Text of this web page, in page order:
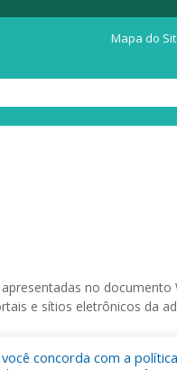
Mapa do
concorda com a
no
e sítios eletrônicos da
a Internet do